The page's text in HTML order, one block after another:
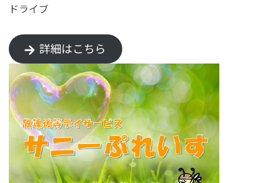
ドライブ
詳細はこちら